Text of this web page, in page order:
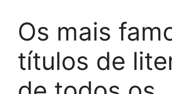
Os mais
títulos de